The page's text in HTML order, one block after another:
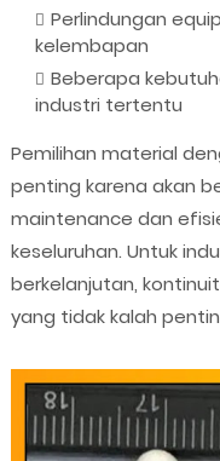
Perlindungan
kelembapan
Beberapa
industri tertentu
Pemilihan material
penting karena akan
maintenance dan
keseluruhan. Untuk
berkelanjutan,
yang tidak kalah